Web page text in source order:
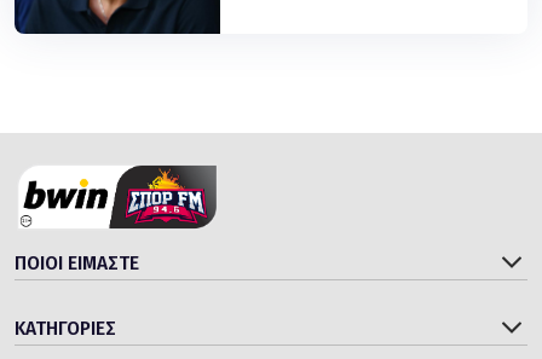
ΠΟΙΟΙ ΕΙΜΑΣΤΕ
ΚΑΤΗΓΟΡΙΕΣ
SITES ΤΟΥ ΟΜΙΛΟΥ